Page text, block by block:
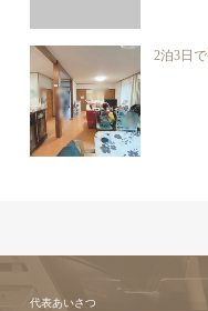
2泊3日
代表あいさつ